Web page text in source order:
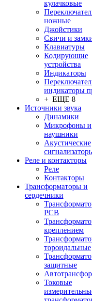
кулачковые
ножные
Джойстики
Свичи и
Клавиатуры
Кодирующие
устройства
Индикаторы
индикаторы
+ ЕЩЕ 8
Источники звука
Динамики
Микрофоны и
наушники
Акустические
Реле и контакторы
Реле
Контакторы
Трансформаторы и
сердечники
PCB
креплением
тороидальные
защитные
Токовые